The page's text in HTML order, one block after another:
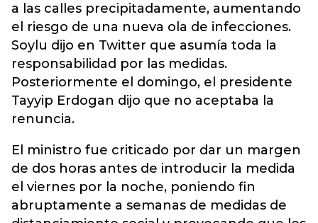
a las calles precipitadamente, aumentando
el riesgo de una nueva ola de infecciones.
Soylu dijo en Twitter que asumía toda la
responsabilidad por las medidas.
Posteriormente el domingo, el presidente
Tayyip Erdogan dijo que no aceptaba la
renuncia.
El ministro fue criticado por dar un margen
de dos horas antes de introducir la medida
el viernes por la noche, poniendo fin
abruptamente a semanas de medidas de